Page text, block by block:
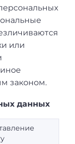
или
законом.
данных